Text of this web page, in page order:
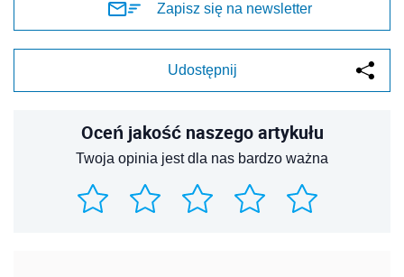
Zapisz się na newsletter
Udostępnij
Oceń jakość naszego artykułu
Twoja opinia jest dla nas bardzo ważna